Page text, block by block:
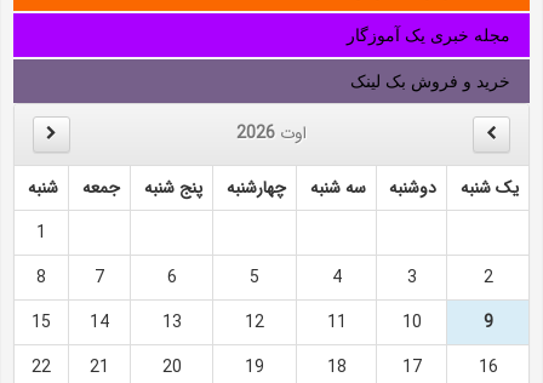
مجله خبری یک آموزگار
خرید و فروش بک لینک
اوت 2026
یک شنبه دوشنبه سه شنبه چهارشنبه پنج شنبه جمعه
شنبه
1
2
3
4
5
6
7
8
9
10
11
12
13
14
15
16
17
18
19
20
21
22